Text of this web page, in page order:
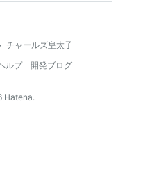
チャールズ皇太子
ルプ
開発ブログ
Hatena.